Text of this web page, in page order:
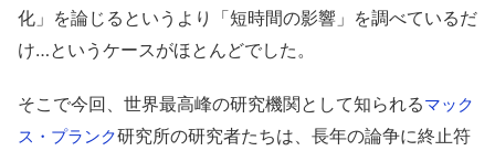
化」を論じるというより「短時間の影響」を調べているだ
け…というケースがほとんどでした。
そこで今回、世界最高峰の研究機関として知られるマック
ス・プランク研究所の研究者たちは、長年の論争に終止符